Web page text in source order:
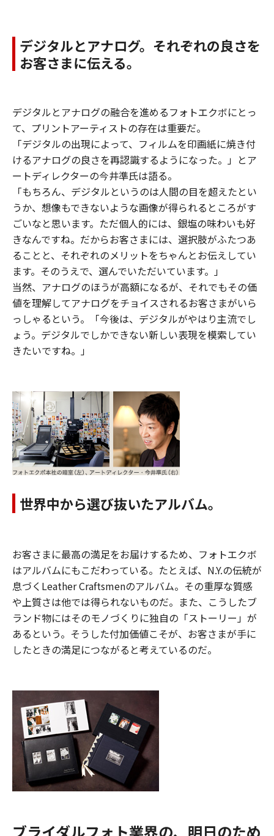
デジタルとアナログ。それぞれの良さを
お客さまに伝える。
デジタルとアナログの融合を進めるフォトエクボにとっ
て、プリントアーティストの存在は重要だ。
「デジタルの出現によって、フィルムを印画紙に焼き付
けるアナログの良さを再認識するようになった。」とア
ートディレクターの今井準氏は語る。
「もちろん、デジタルというのは人間の目を超えたとい
うか、想像もできないような画像が得られるところがす
ごいなと思います。ただ個人的には、銀塩の味わいも好
きなんですね。だからお客さまには、選択肢がふたつあ
ることと、それぞれのメリットをちゃんとお伝えしてい
ます。そのうえで、選んでいただいています。」
当然、アナログのほうが高額になるが、それでもその価
値を理解してアナログをチョイスされるお客さまがいら
っしゃるという。「今後は、デジタルがやはり主流でし
ょう。デジタルでしかできない新しい表現を模索してい
きたいですね。」
世界中から選び抜いたアルバム。
お客さまに最高の満足をお届けするため、フォトエクボ
はアルバムにもこだわっている。たとえば、N.Y.の伝統が
息づくLeather Craftsmenのアルバム。その重厚な質感
や上質さは他では得られないものだ。また、こうしたブ
ランド物にはそのモノづくりに独自の「ストーリー」が
あるという。そうした付加価値こそが、お客さまが手に
したときの満足につながると考えているのだ。
ブライダルフォト業界の、明日のため